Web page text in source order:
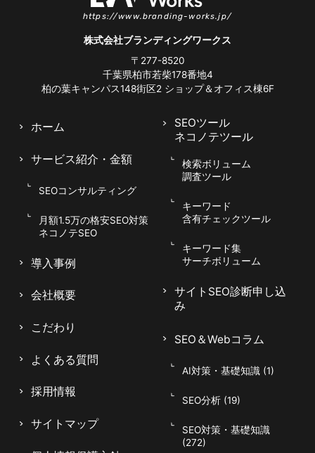
https://www.branding-works.jp/
株式会社ブランディングワークス
〒277-8520
千葉県柏市若柴178番地4
柏の葉キャンパス148街区2 ショップ＆オフィス棟6F
ホーム
サービス紹介 ・金額
SEOコンサルティング
月額1.5万の格安SEO対策
ネコノテSEO
導入事例
会社概要
こだわり
よくある質問
採用情報
サイトマップ
SEOツール
ネコノテツール
検索ボリューム
調査ツール
キーワード
含有チェックツール
キーワード集
サーチボリューム
サイトSEO診断申し込
み
SEO＆Webコラム
AI対策・基礎知識 (1)
SEO分析 (19)
SEO対策・基礎知識
(272)
047-114-3111 平日AM9:30~PM8:00
無料相談・
申し込み